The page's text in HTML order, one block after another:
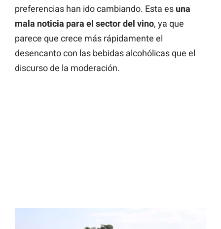
preferencias han ido cambiando. Esta es una
mala noticia para el sector del vino, ya que
parece que crece más rápidamente el
desencanto con las bebidas alcohólicas que el
discurso de la moderación.